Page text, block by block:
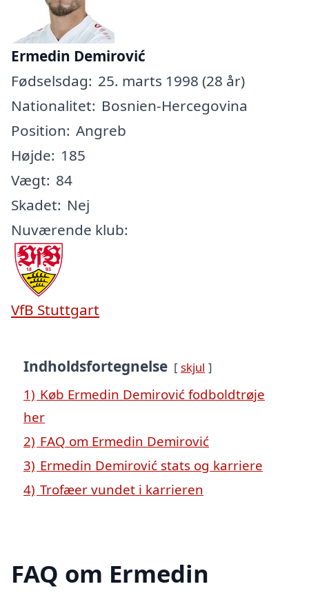
Ermedin Demirović
Fødselsdag: 25. marts 1998 (28 år)
Nationalitet: Bosnien-Hercegovina
Position: Angreb
Højde: 185
Vægt: 84
Skadet: Nej
Nuværende klub:
VfB Stuttgart
Indholdsfortegnelse skjul
1) Køb Ermedin Demirović fodboldtrøje
her
2) FAQ om Ermedin Demirović
3) Ermedin Demirović stats og karriere
4) Trofæer vundet i karrieren
FAQ om Ermedin